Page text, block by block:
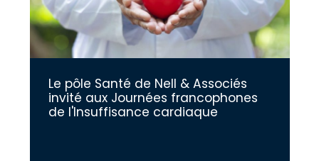
Le pôle Santé de Nell & Associés
invité aux Journées francophones
de l'Insuffisance cardiaque